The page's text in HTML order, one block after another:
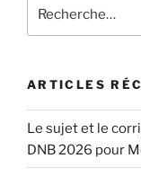
pour
ARTICLES
Le sujet et le
DNB 2026 pour